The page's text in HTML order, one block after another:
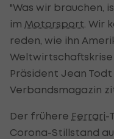
"Was wir brauchen,
im Motorsport . Wir
reden, wie ihn
Weltwirtschaftskrise
Präsident Jean
Verbandsmagazin
Der frühere Ferrari-
Corona-Stillstand